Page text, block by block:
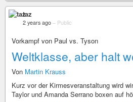
taz
2 years ago – Public
Vorkampf von Paul vs. Tyson
Weltklasse, aber halt
Von Martin Krauss
Kurz vor der Kirmesveranstaltung wird
Taylor und Amanda Serrano boxen auf